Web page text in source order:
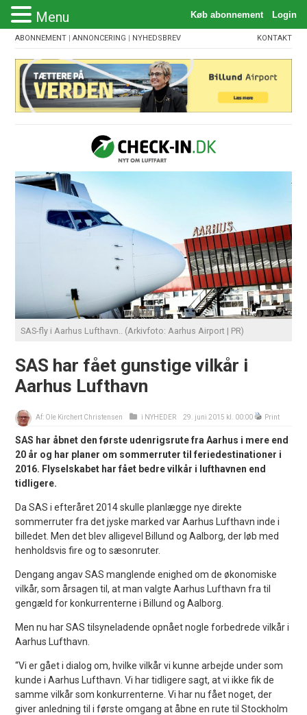
ABONNEMENT |ANNONCERING | NYHEDSBREV KONTAKT
SAS-fly i Aarhus Lufthavn.. (Arkivfoto: Aarhus Airport | PR)
SAS har fået gunstige vilkår i
Aarhus Lufthavn
Af: Ole Kirchert Christensen i NYHEDER 29. juni 2015 kl. 00:00 Print
SAS har åbnet den første udenrigsrute fra Aarhus i mere end
20 år og har planer om sommerruter til feriedestinationer i
2016. Flyselskabet har fået bedre vilkår i lufthavnen end
tidligere.
Da SAS i efteråret 2014 skulle planlægge nye direkte
sommerruter fra det jyske marked var Aarhus Lufthavn inde i
billedet. Men det blev alligevel Billund og Aalborg, der løb med
henholdsvis fire og to sæsonruter.
Dengang angav SAS manglende enighed om de økonomiske
vilkår, som årsagen til, at man valgte Aarhus Lufthavn fra til
gengæld for konkurrenterne i Billund og Aalborg.
Men nu har SAS tilsyneladende opnået nogle forbedrede vilkår i
Aarhus Lufthavn.
“Vi er gået i dialog om, hvilke vilkår vi kunne arbejde under som
kunde i Aarhus Lufthavn. Vi har tidligere sagt, at vi ikke fik de
samme vilkår som konkurrenterne. Vi har nu fået noget, der
giver anledning til i første omgang at åbne en rute til Stockholm
Menu